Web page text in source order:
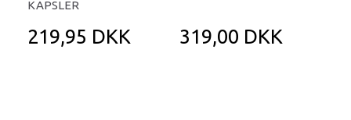
KAPSLER
219,95 DKK 319,00 DKK